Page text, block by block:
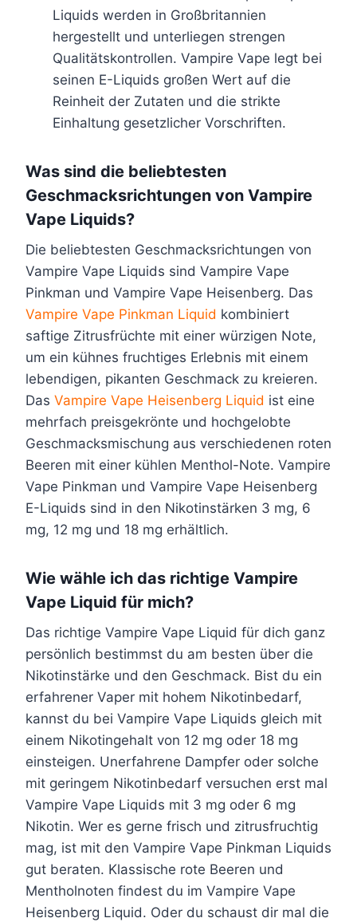
k
t
s
e
i
t
e
w
ä
h
l
t
w
e
r
d
e
n
k
t
s
e
i
t
w
h
l
t
w
e
r
d
e
n
n
e
n
a
u
f
e
P
r
o
d
u
k
t
s
e
i
t
e
g
e
w
ä
l
t
e
r
d
e
n
n
e
n
a
u
f
P
o
d
u
k
t
s
e
i
t
e
g
e
w
l
e
d
e
n
Liquids werden in Großbritannien
hergestellt und unterliegen strengen
Qualitätskontrollen. Vampire Vape legt bei
seinen E-Liquids großen Wert auf die
Reinheit der Zutaten und die strikte
Einhaltung gesetzlicher Vorschriften.
Was sind die beliebtesten
Geschmacksrichtungen von Vampire
Vape Liquids?
Die beliebtesten Geschmacksrichtungen von
Vampire Vape Liquids sind Vampire Vape
Pinkman und Vampire Vape Heisenberg. Das
Vampire Vape Pinkman Liquid kombiniert
saftige Zitrusfrüchte mit einer würzigen Note,
um ein kühnes fruchtiges Erlebnis mit einem
lebendigen, pikanten Geschmack zu kreieren.
Das Vampire Vape Heisenberg Liquid ist eine
mehrfach preisgekrönte und hochgelobte
Geschmacksmischung aus verschiedenen roten
Beeren mit einer kühlen Menthol-Note. Vampire
Vape Pinkman und Vampire Vape Heisenberg
E-Liquids sind in den Nikotinstärken 3 mg, 6
mg, 12 mg und 18 mg erhältlich.
Wie wähle ich das richtige Vampire
Vape Liquid für mich?
Das richtige Vampire Vape Liquid für dich ganz
persönlich bestimmst du am besten über die
Nikotinstärke und den Geschmack. Bist du ein
erfahrener Vaper mit hohem Nikotinbedarf,
kannst du bei Vampire Vape Liquids gleich mit
einem Nikotingehalt von 12 mg oder 18 mg
einsteigen. Unerfahrene Dampfer oder solche
mit geringem Nikotinbedarf versuchen erst mal
Vampire Vape Liquids mit 3 mg oder 6 mg
Nikotin. Wer es gerne frisch und zitrusfruchtig
mag, ist mit den Vampire Vape Pinkman Liquids
gut beraten. Klassische rote Beeren und
Mentholnoten findest du im Vampire Vape
Heisenberg Liquid. Oder du schaust dir mal die